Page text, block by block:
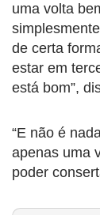
uma volta
de certa
estar em
está bom”,
“E não é
apenas uma
poder